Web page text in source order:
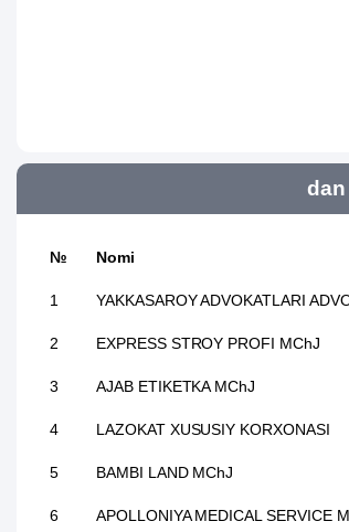
№ Nomi
1 YAKKASAROY ADVOKATLARI
2 EXPRESS STROY PROFI MChJ
3 AJAB ETIKETKA MChJ
4 LAZOKAT XUSUSIY KORXONASI
5 BAMBI LAND MChJ
6 APOLLONIYA MEDICAL SERVICE